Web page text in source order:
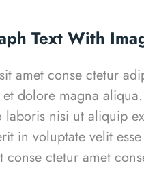
Text With
amet conse ctetur
dolore magna
nisi ut aliquip
in voluptate velit
conse ctetur amet